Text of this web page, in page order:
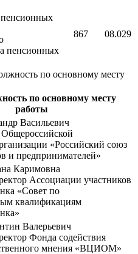
пенсионных
пенсионных
867 08.029
по основному месту
по основному месту
работы
Васильевич
«Российский союз
и предпринимателей»
Каримовна
Ассоциации участников
«Совет по
квалификациям
Валерьевич
Фонда содействия
мнения «ВЦИОМ»